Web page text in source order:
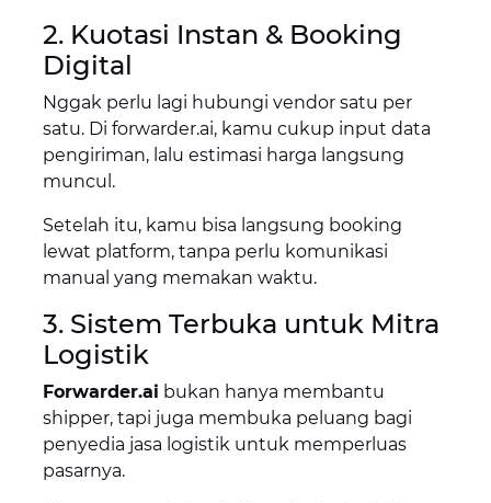
2. Kuotasi Instan & Booking
Digital
Nggak perlu lagi hubungi vendor satu per
satu. Di forwarder.ai, kamu cukup input data
pengiriman, lalu estimasi harga langsung
muncul.
Setelah itu, kamu bisa langsung booking
lewat platform, tanpa perlu komunikasi
manual yang memakan waktu.
3. Sistem Terbuka untuk Mitra
Logistik
Forwarder.ai bukan hanya membantu
shipper, tapi juga membuka peluang bagi
penyedia jasa logistik untuk memperluas
pasarnya.